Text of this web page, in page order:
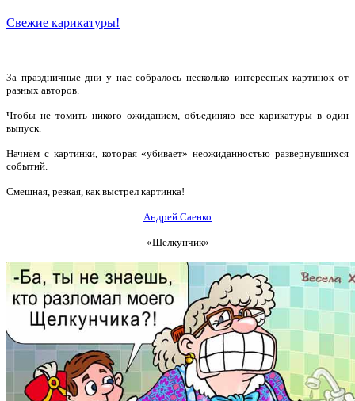
Свежие карикатуры!
За праздничные дни у нас собралось несколько интересных картинок от
разных авторов.
Чтобы не томить никого ожиданием, объединяю все карикатуры в один
выпуск.
Начнём с картинки, которая «убивает» неожиданностью развернувшихся
событий.
Смешная, резкая, как выстрел картинка!
Андрей Саенко
«Щелкунчик»